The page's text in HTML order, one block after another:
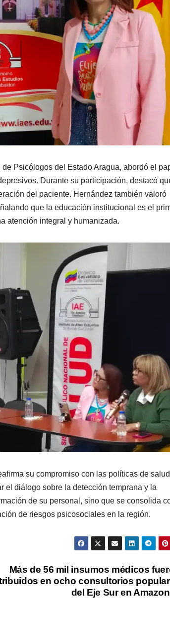
Psicólogos del Estado Aragua, abordó el
Durante su participación, destacó
del paciente. Hernández también valoró
que la educación institucional es el
atención integral y humanizada.
su compromiso con las políticas de salud
el diálogo sobre la detección temprana y la
de su personal, sino que se consolida
de riesgos psicosociales en la región.
Más de 56 mil insumos médicos
en ocho consultorios
del Eje Sur en